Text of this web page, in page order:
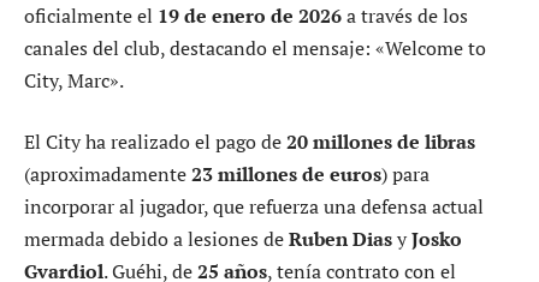
oficialmente el 19 de enero de 2026a través de los
canales del club, destacando el mensaje: «Welcome to
City, Marc».
El City ha realizado el pago de20 millones de libras
(aproximadamente23 millones de euros) para
incorporar al jugador, que refuerza una defensa actual
mermada debido a lesiones deRuben DiasyJosko
Gvardiol. Guéhi, de25 años, tenía contrato con el